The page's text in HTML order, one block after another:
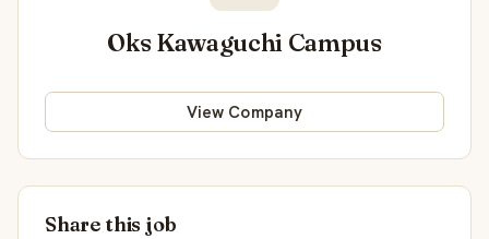
Oks Kawaguchi Campus
View Company
Share this job